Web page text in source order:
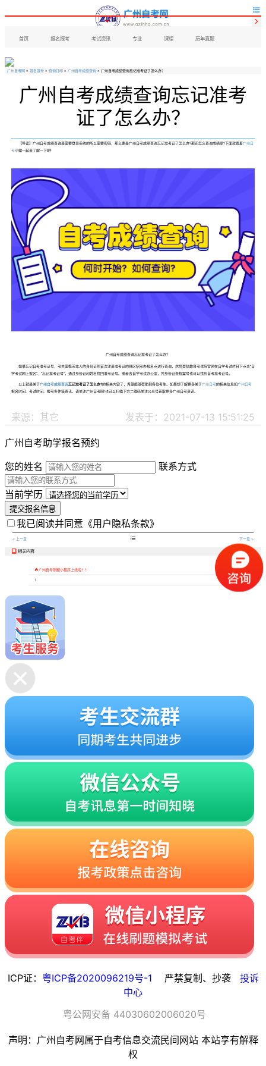

首页 报名报考 考试资讯 专业 课程 历年真题

广州自考网 > 报名报考 > 查询打印 > 广州自考成绩查询 > 广州自考成绩查询忘记准考证了怎么办？
广州自考成绩查询忘记准考
证了怎么办？
【导读】广州自考成绩查询是需要登录系统的所以需要密码，那么要是广州自考成绩查询忘记准考证了怎么办?那还怎么查询成绩呢?下面就跟着广州自
考小编一起来了解一下吧!
广州自考成绩查询忘记准考证了怎么办?
如果忘记自考准考证号，考生需携带本人的身份证到首次注册准考证的县区招考办报名点进行查询，然后登陆教育考试院官网在自学考试栏目下点击“自
学考试网上报名”、“忘记准考证号”，通过身份证和姓名找回准考证号。或者去自学考试办公室，凭身份证查档案号也可以找到自考准考证号。
以上就是关于广州自考成绩查询忘记准考证了怎么办?的相关内容了，希望能够帮助到各位考生。如果想了解更多关于广州自考的相关信息如广州自考
报名时间、考试时间、报考条件等资讯，请关注广州自考网!也可以扫描下方二维码关注公众号获取更多广州自考资讯。
来源：其它 发表于：2021-07-13 15:51:25
广州自考助学报名预约
您的姓名
联系方式
当前学历
提交报名信息
我已阅读并同意 《用户隐私条款》
< 上一章  下一章 >
 相关内容
广州自考刷题小程序上线啦！！
1
ICP证： 粤ICP备2020096219号-1 严禁复制、抄袭 投诉
中心
粤公网安备 44030602006020号
声明：广州自考网属于自考信息交流民间网站 本站享有解释
权